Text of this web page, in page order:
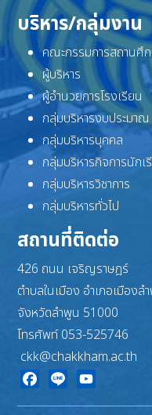
บริหาร/กลุ่มงาน
คณะกรรมการสถานศึ
ผู้บริหาร
ผู้อำนวยการโรงเรียน
กลุ่มบริหารงบประมาณ
กลุ่มบริหารบุคคล
กลุ่มบริหารกิจการนักเ
กลุ่มบริหารวิชาการ
กลุ่มบริหารทั่วไป
สถานที่ติดต่อ
426 ถนน เจริญราษฎร์
ตำบลในเมือง อำเภอเมืองล
จังหวัดลำพูน 51000
โทรศัพท์ 053-525746
ckk@chakkham.ac.th